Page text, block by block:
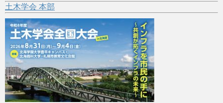
土木学会 本部